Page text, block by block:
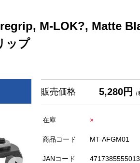
M-LOK?, Matte
ップ
販売価格 5,280円
在庫 ×
商品コード MT-AFGM01
JANコード 4717385555013